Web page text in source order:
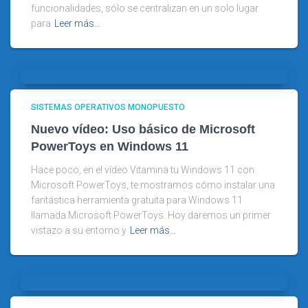
funcionalidades, sólo se centralizan en un solo lugar
para
Leer más…
SISTEMAS OPERATIVOS MONOPUESTO
Nuevo vídeo: Uso básico de Microsoft
PowerToys en Windows 11
Hace poco, en el vídeo Vitamina tu Windows 11 con
Microsoft PowerToys, te mostramos cómo instalar una
fantástica herramienta gratuita para Windows 11
llamada Microsoft PowerToys. Hoy daremos un primer
vistazo a su entorno y
Leer más…